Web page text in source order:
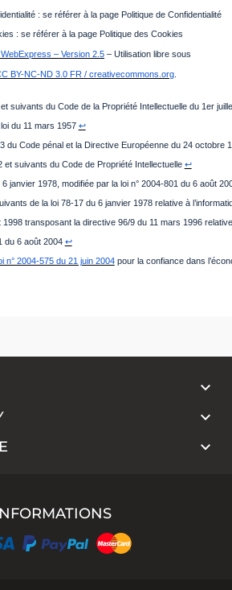
: se référer à la page Politique de Confidentialité
: se référer à la page Politique des Cookies
– Version 2.5 – Utilisation libre sous
BY-NC-ND 3.0 FR / creativecommons.org
suivants du Code de la Propriété Intellectuelle du 1er
du 11 mars 1957 ↩
du Code pénal et la Directive Européenne du 24 octobre
et suivants du Code de Propriété Intellectuelle ↩
6 janvier 1978, modifiée par la loi n° 2004-801 du 6 août
de la loi 78-17 du 6 janvier 1978 relative à
1998 transposant la directive 96/9 du 11 mars 1996
du 6 août 2004 ↩
n° 2004-575 du 21 juin 2004 pour la confiance dans


